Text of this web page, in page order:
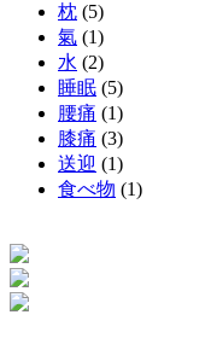
枕 (5)
氣 (1)
水 (2)
睡眠 (5)
腰痛 (1)
膝痛 (3)
送迎 (1)
食べ物 (1)